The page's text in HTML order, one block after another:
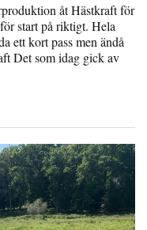
åt Hästkraft för
start på riktigt. Hela
ett kort pass men ändå
Det som idag gick av